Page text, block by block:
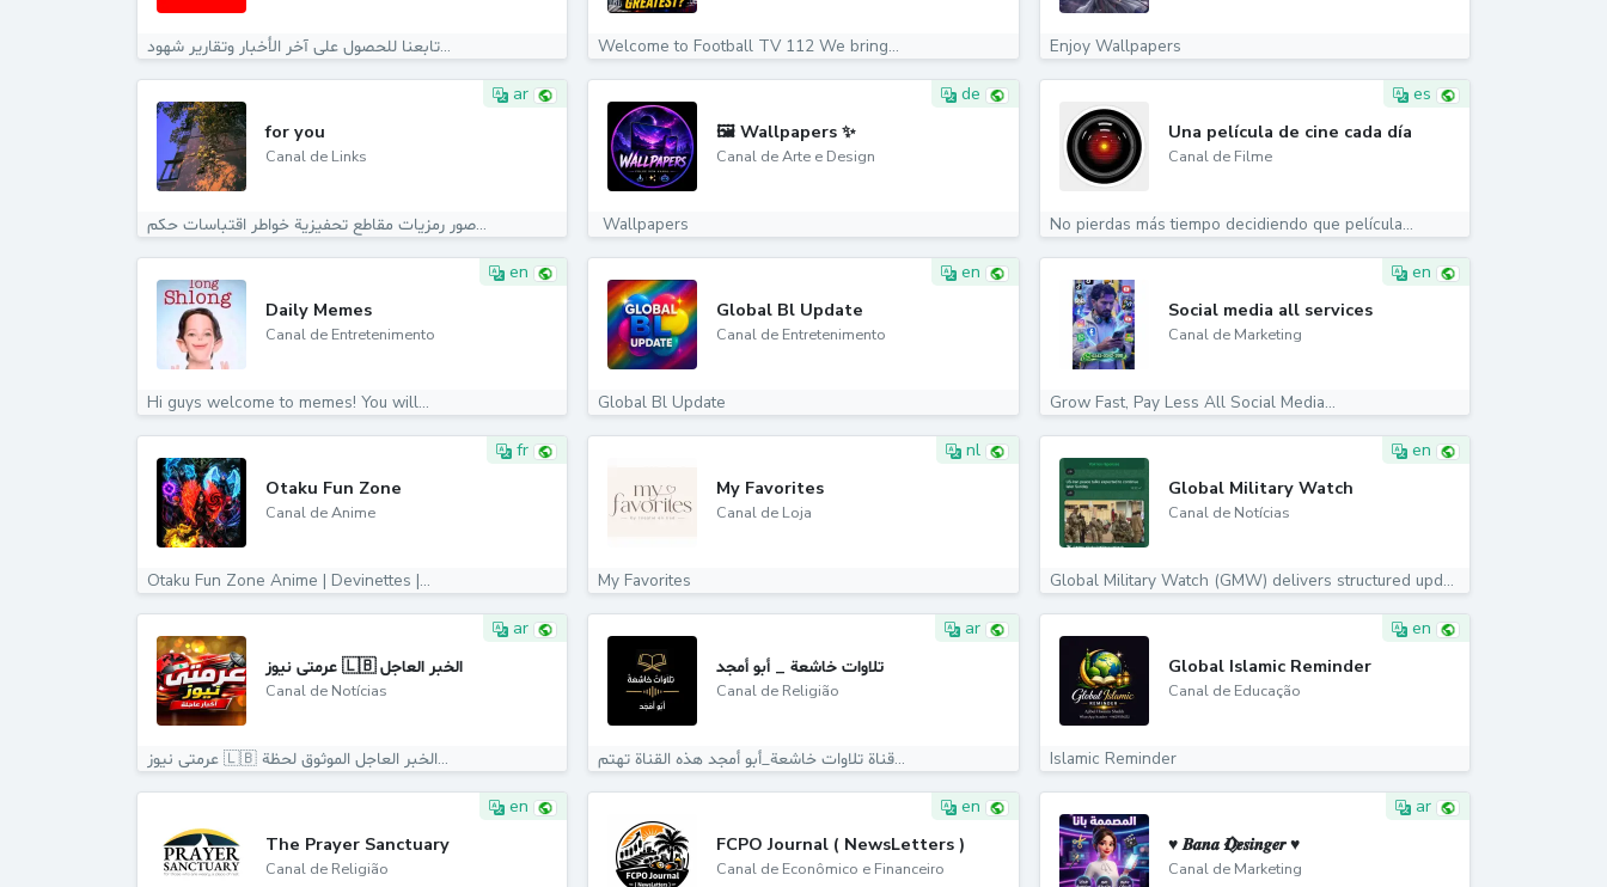
تابعنا للحصول على آخر الأخبار وتقارير شهود... Welcome to Football TV 112 We bring... Enjoy Wallpapers
ar
for you
Canal de Links
صور رمزيات مقاطع تحفيزية خواطر اقتباسات حكم...
de
🖼️ Wallpapers ✨
Canal de Arte e Design
️ Wallpapers
es
Una película de cine cada día
Canal de Filme
No pierdas más tiempo decidiendo que película...
en
Daily Memes
Canal de Entretenimento
Hi guys welcome to memes! You will...
en
Global Bl Update
Canal de Entretenimento
Global Bl Update
en
Social media all services
Canal de Marketing
Grow Fast, Pay Less All Social Media...
fr
Otaku Fun Zone
Canal de Anime
Otaku Fun Zone Anime | Devinettes |...
nl
My Favorites
Canal de Loja
My Favorites
en
Global Military Watch
Canal de Notícias
Global Military Watch (GMW) delivers structured updates...
ar
عرمتى نيوز 🇱🇧 الخبر العاجل
Canal de Notícias
عرمتى نيوز 🇱🇧 الخبر العاجل الموثوق لحظة...
ar
تلاوات خاشعة _ أبو أمجد
Canal de Religião
قناة تلاوات خاشعة_أبو أمجد هذه القناة تهتم...
en
Global Islamic Reminder
Canal de Educação
Islamic Reminder
en
The Prayer Sanctuary
Canal de Religião
en
FCPO Journal ( NewsLetters )
Canal de Econômico e Financeiro
ar
♥ 𝑩𝒂𝒏𝒂 𝑫⃟𝒆𝒔𝒊𝒏𝒈𝒆𝒓 ♥
Canal de Marketing